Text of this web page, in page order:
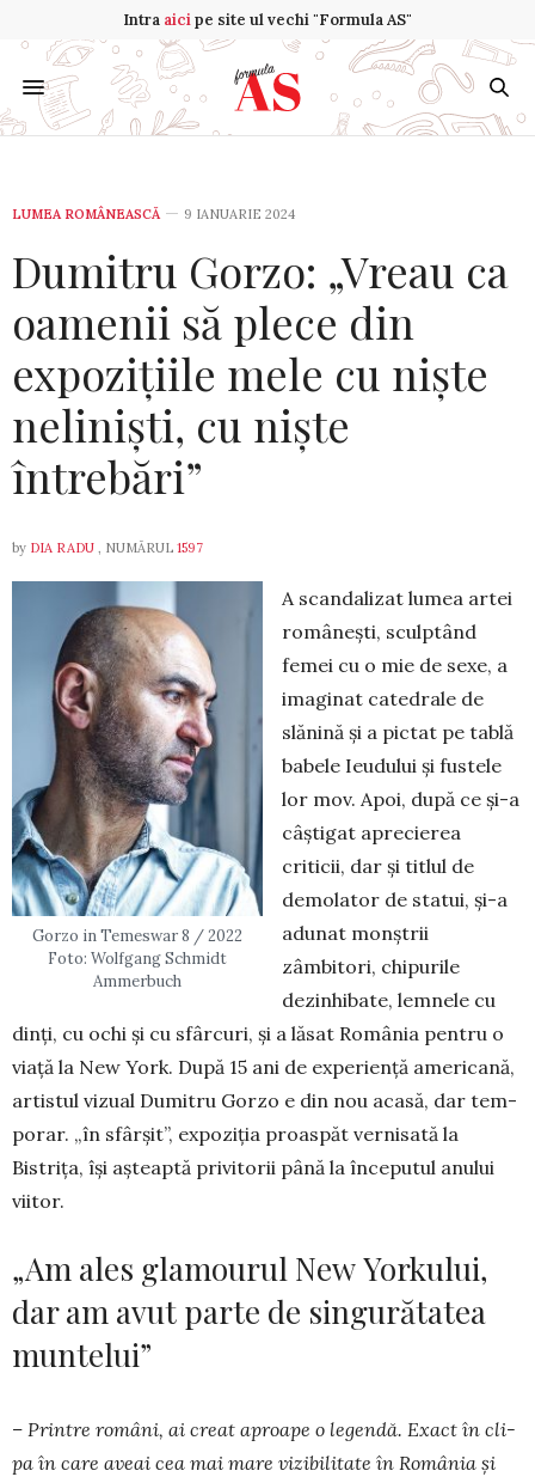
Intra aicipe site ul vechi "Formula AS"
LUMEA ROMÂNEASCĂ 9 IANUARIE 2024
Dumitru Gorzo: „Vreau ca
oamenii să plece din
expozițiile mele cu niște
neliniști, cu niște
întrebări”
by DIA RADU , NUMĂRUL 1597
Gorzo in Temeswar 8 / 2022
Foto: Wolfgang Schmidt
Ammerbuch
A scandalizat lumea artei
românești, sculp­tând
femei cu o mie de sexe, a
imaginat ca­tedrale de
slănină și a pictat pe tablă
babele Ieudului și fustele
lor mov. Apoi, du­pă ce și-a
câștigat aprecierea
criticii, dar și titlul de
demo­la­­tor de statui, și-a
adunat mon­ștrii
zâmbitori, chi­pu­­rile
dezinhibate, lem­ne­le cu
dinți, cu ochi și cu sfâr­curi, și a lăsat România pen­tru o
viață la New York. După 15 ani de ex­pe­riență ameri­cană,
ar­tis­­tul vizual Du­mi­tru Gorzo e din nou aca­să, dar tem­
po­­rar. „în sfârșit”, ex­pozi­ția proaspăt verni­sa­tă la
Bistrița, își aș­teap­­tă privitorii până la înce­pu­tul anului
viitor.
„Am ales glamourul New Yorkului,
dar am avut parte de singurătatea
muntelui”
– Printre români, ai creat aproa­pe o legendă. Exact în cli­
pa în care aveai cea mai mare vi­zi­bilitate în România și